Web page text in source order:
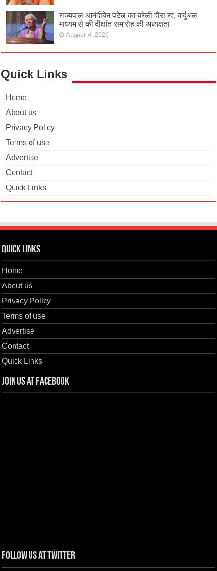
राज्यपाल आनंदीबेन पटेल का बरेली दौरा रद्द, वर्चुअल
माध्यम से की दीक्षांत समारोह की अध्यक्षता
August 4, 2026
Quick Links
Home
About us
Privacy Policy
Terms of use
Advertise
Contact
Quick Links
Quick Links
Home
About us
Privacy Policy
Terms of use
Advertise
Contact
Quick Links
Join us at Facebook
Follow us at Twitter